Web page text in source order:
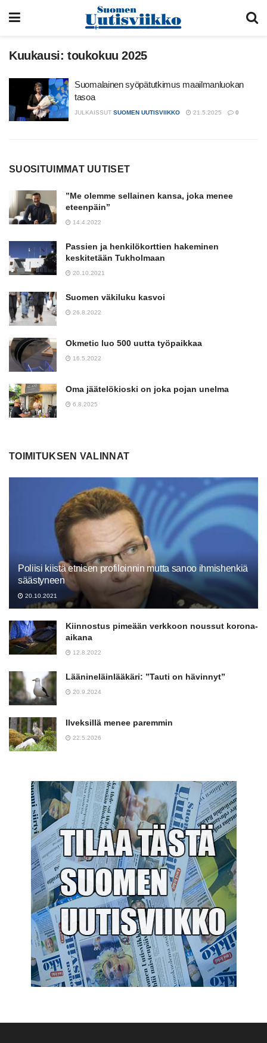
Kuukausi: toukokuu 2025
Suomalainen syöpätutkimus maailmanluokan
tasoa
JULKAISSUT SUOMEN UUTISVIIKKO 21.5.2025 0
SUOSITUIMMAT UUTISET
”Me olemme sellainen kansa, joka menee
eteenpäin”
14.4.2022
Passien ja henkilökorttien hakeminen
keskitetään Tukholmaan
20.10.2021
Suomen väkiluku kasvoi
26.8.2022
Okmetic luo 500 uutta työpaikkaa
16.5.2022
Oma jäätelökioski on joka pojan unelma
6.8.2025
TOIMITUKSEN VALINNAT
Poliisi kiistä etnisen profiloinnin mutta sanoo ihmishenkiä
säästyneen
20.10.2021
Kiinnostus pimeään verkkoon noussut korona-
aikana
12.8.2022
Läänineläinlääkäri: ”Tauti on hävinnyt”
20.9.2024
Ilveksillä menee paremmin
22.5.2026